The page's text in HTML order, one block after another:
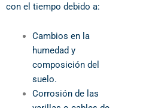
con el tiempo debido a:
Cambios en la
humedad y
composición del
suelo.
Corrosión de las